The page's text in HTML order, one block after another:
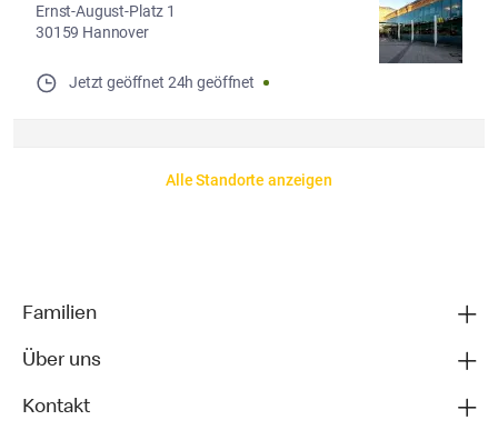
Ernst-August-Platz 1
30159 Hannover
Jetzt geöffnet 24h geöffnet
Alle Standorte anzeigen
Familien
Über uns
Kontakt